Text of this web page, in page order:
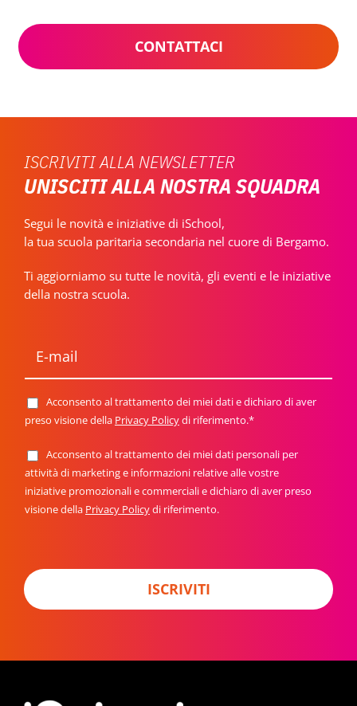
CONTATTACI
ISCRIVITI ALLA NEWSLETTER
UNISCITI ALLA NOSTRA SQUADRA
Segui le novità e iniziative di iSchool,
la tua scuola paritaria secondaria nel cuore di Bergamo.
Ti aggiorniamo su tutte le novità, gli eventi e le iniziative
della nostra scuola.
i
*
P
r
a
c
y
o
y
*
Acconsento al trattamento dei miei dati e dichiaro di aver
preso visione della Privacy Policydi riferimento.*
N
e
w
s
l
r
Acconsento al trattamento dei miei dati personali per
attività di marketing e informazioni relative alle vostre
iniziative promozionali e commerciali e dichiaro di aver preso
visione della Privacy Policydi riferimento.
ISCRIVITI